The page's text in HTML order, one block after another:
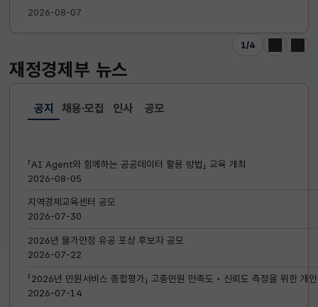
2026-08-07
1/4
이전 다음
재정경제부 뉴스
공지
선택됨
공지
「AI Agent와 함께하는 공공데이터 활용 방법」 교육 개최
2026-08-05
지역경제교육센터 공모
2026-07-30
2026년 물가안정 유공 포상 후보자 공모
2026-07-22
「2026년 민원서비스 종합평가」 고충민원 만족도‧신뢰도 측정을 위한 개
2026-07-14
채용·모집 인사 공모